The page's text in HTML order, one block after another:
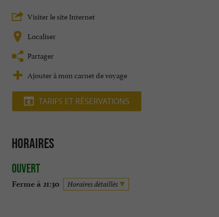
Visiter le site Internet
Localiser
Partager
Ajouter à mon carnet de voyage
TARIFS ET RÉSERVATIONS
Horaires
Ouvert
Ferme à 21:30 Horaires détaillés